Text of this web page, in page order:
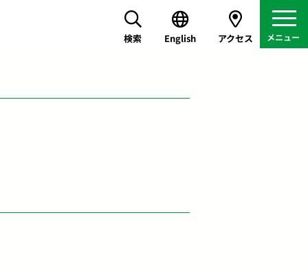
検索 English アクセス